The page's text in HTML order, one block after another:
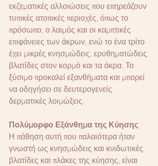
εκζεματικές αλλοιώσεις που επηρεάζουν
τυπικές ατοπικές περιοχές, όπως το
πρόσωπο, ο λαιμός και οι καμπτικές
επιφάνειες των άκρων, ενώ το ένα τρίτο
έχει μικρές κνησμώδεις, ερυθηματώδεις
βλατίδες στον κορμό και τα άκρα. Το
ξύσιμο προκαλεί εξανθήματα και μπορεί
να οδηγήσει σε δευτερογενείς
δερματικές λοιμώξεις.
Πολύμορφο Εξάνθημα της Κύησης
Η πάθηση αυτή που παλαιότερα ήταν
γνωστή ως κνησμώδεις και κνιδωτικές
βλατίδες και πλάκες της κύησης, είναι